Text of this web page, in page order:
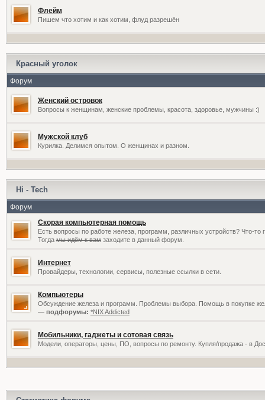
Флейм
Пишем что хотим и как хотим, флуд разрешён
Красный уголок
Форум
Женский островок
Вопросы к женщинам, женские проблемы, красота, здоровье, мужчины :)
Мужской клуб
Курилка. Делимся опытом. О женщинах и разном.
Hi - Tech
Форум
Скорая компьютерная помощь
Есть вопросы по работе железа, программ, различных устройств? Что-то
Тогдамы идём к вамзаходите в данный форум.
Интернет
Провайдеры, технологии, сервисы, полезные ссылки в сети.
Компьютеры
Обсуждение железа и программ. Проблемы выбора. Помощь в покупке
— подфорумы: *NIX Addicted
Мобильники, гаджеты и сотовая связь
Модели, операторы, цены, ПО, вопросы по ремонту. Купля/продажа - в